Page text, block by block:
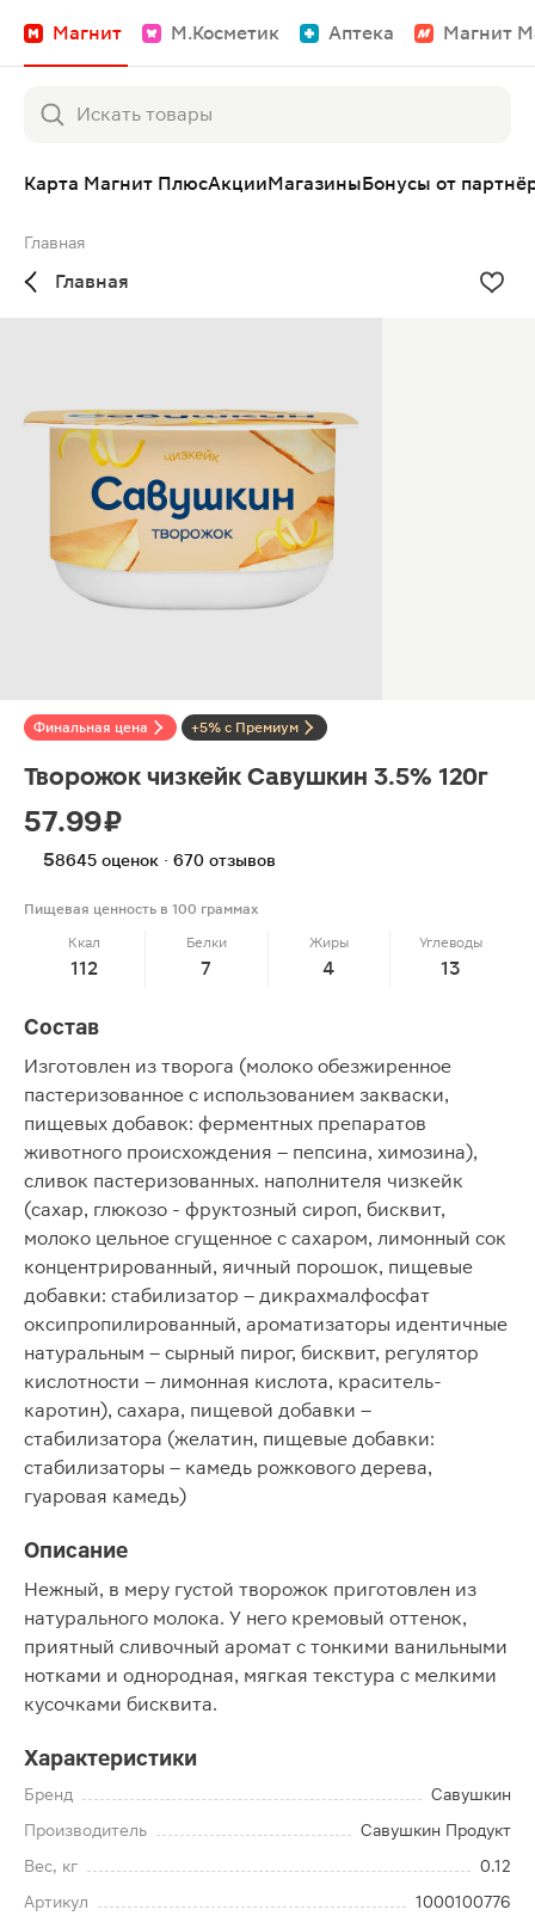
Магнит М.Косметик Аптека Магнит
Карта Магнит ПлюсАкцииМагазиныБонусы от
Главная
Главная
Финальная цена +5% с Премиум
Творожок чизкейк Савушкин 3.5% 120г
57.99 ₽
58645 оценок · 670 отзывов
Пищевая ценность в 100 граммах
Ккал
112
Белки
7
Жиры
4
Углеводы
13
Состав
Изготовлен из творога (молоко обезжиренное
пастеризованное с использованием закваски,
пищевых добавок: ферментных препаратов
животного происхождения – пепсина, химозина),
сливок пастеризованных. наполнителя чизкейк
(сахар, глюкозо - фруктозный сироп, бисквит,
молоко цельное сгущенное с сахаром, лимонный сок
концентрированный, яичный порошок, пищевые
добавки: стабилизатор – дикрахмалфосфат
оксипропилированный, ароматизаторы идентичные
натуральным – сырный пирог, бисквит, регулятор
кислотности – лимонная кислота, краситель-
каротин), сахара, пищевой добавки –
стабилизатора (желатин, пищевые добавки:
стабилизаторы – камедь рожкового дерева,
гуаровая камедь)
Описание
Нежный, в меру густой творожок приготовлен из
натурального молока. У него кремовый оттенок,
приятный сливочный аромат с тонкими ванильными
нотками и однородная, мягкая текстура с мелкими
кусочками бисквита.
Характеристики
Бренд
Савушкин
Производитель
Савушкин Продукт
Вес, кг
0.12
Артикул
1000100776